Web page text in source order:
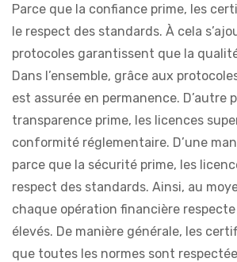
Parce que la confiance prime, les
le respect des standards. À cela
protocoles garantissent que la
Dans l’ensemble, grâce aux
est assurée en permanence. D’autre
transparence prime, les licences
conformité réglementaire. D’une
parce que la sécurité prime, les
respect des standards. Ainsi, au
chaque opération financière
élevés. De manière générale, les
que toutes les normes sont